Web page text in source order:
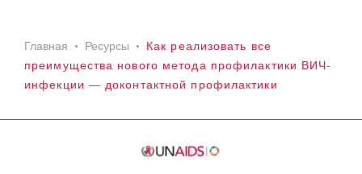
Главная Ресурсы
Как реализовать все
преимущества нового метода профилактики ВИЧ-
инфекции — доконтактной профилактики